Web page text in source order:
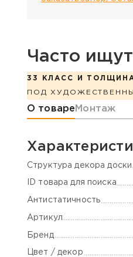
Часто ищут
33 КЛАСС И
ПОД
О товаре Монтаж
Cтруктура декора доски
ID товара для поиска
Антистатичность
Артикул
Бренд
Цвет / декор